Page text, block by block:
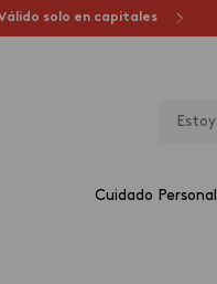
solo en capitales
Cuidado Personal